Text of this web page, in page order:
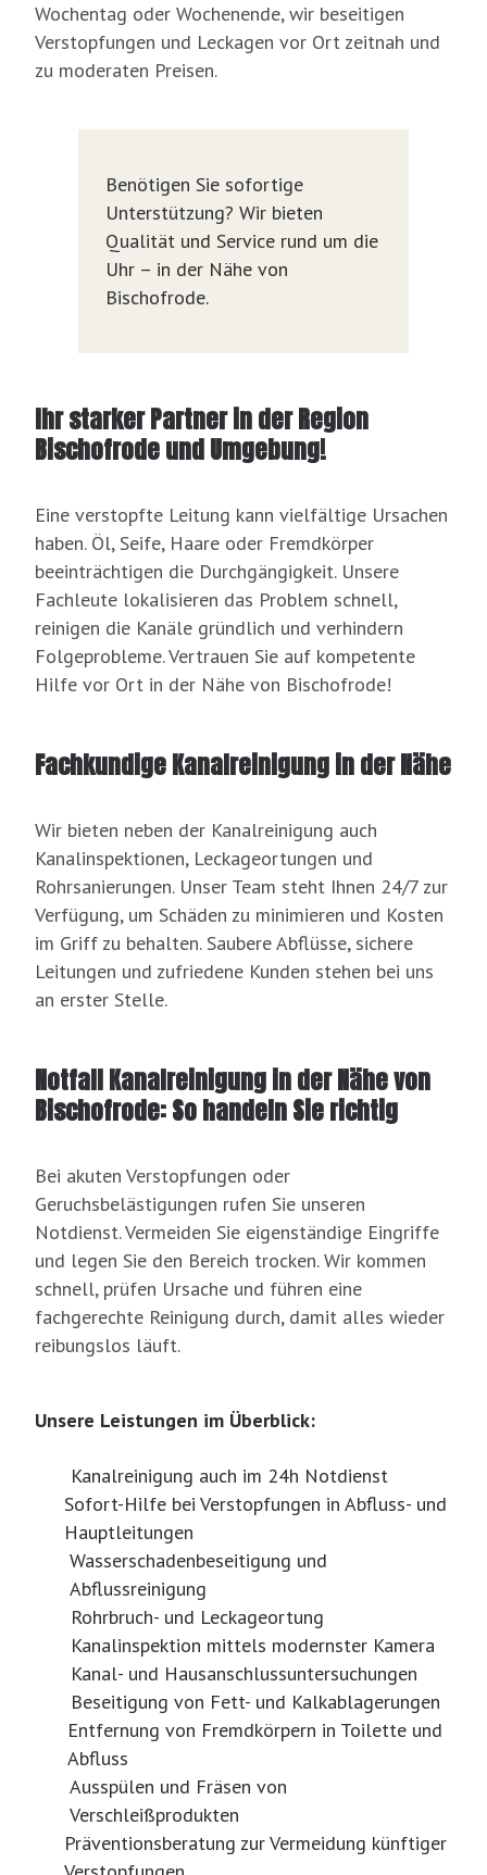
Wochentag oder Wochenende, wir beseitigen
Verstopfungen und Leckagen vor Ort zeitnah und
zu moderaten Preisen.
Benötigen Sie sofortige
Unterstützung? Wir bieten
Qualität und Service rund um die
Uhr – in der Nähe von
Bischofrode.
Ihr starker Partner in der Region
Bischofrode und Umgebung!
Eine verstopfte Leitung kann vielfältige Ursachen
haben. Öl, Seife, Haare oder Fremdkörper
beeinträchtigen die Durchgängigkeit. Unsere
Fachleute lokalisieren das Problem schnell,
reinigen die Kanäle gründlich und verhindern
Folgeprobleme. Vertrauen Sie auf kompetente
Hilfe vor Ort in der Nähe von Bischofrode!
Fachkundige Kanalreinigung in der Nähe
Wir bieten neben der Kanalreinigung auch
Kanalinspektionen, Leckageortungen und
Rohrsanierungen. Unser Team steht Ihnen 24/7 zur
Verfügung, um Schäden zu minimieren und Kosten
im Griff zu behalten. Saubere Abflüsse, sichere
Leitungen und zufriedene Kunden stehen bei uns
an erster Stelle.
Notfall Kanalreinigung in der Nähe von
Bischofrode: So handeln Sie richtig
Bei akuten Verstopfungen oder
Geruchsbelästigungen rufen Sie unseren
Notdienst. Vermeiden Sie eigenständige Eingriffe
und legen Sie den Bereich trocken. Wir kommen
schnell, prüfen Ursache und führen eine
fachgerechte Reinigung durch, damit alles wieder
reibungslos läuft.
Unsere Leistungen im Überblick:
Kanalreinigung auch im 24h Notdienst
Sofort-Hilfe bei Verstopfungen in Abfluss- und
Hauptleitungen
Wasserschadenbeseitigung und
Abflussreinigung
Rohrbruch- und Leckageortung
Kanalinspektion mittels modernster Kamera
Kanal- und Hausanschlussuntersuchungen
Beseitigung von Fett- und Kalkablagerungen
Entfernung von Fremdkörpern in Toilette und
Abfluss
Ausspülen und Fräsen von
Verschleißprodukten
Präventionsberatung zur Vermeidung künftiger